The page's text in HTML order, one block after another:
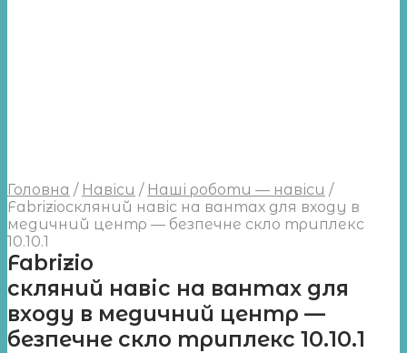
Головна / Навіси / Наші роботи — навіси /
Fabrizioскляний навіс на вантах для входу в
медичний центр — безпечне скло триплекс
10.10.1
Fabrizio
скляний навіс на вантах для
входу в медичний центр —
безпечне скло триплекс 10.10.1